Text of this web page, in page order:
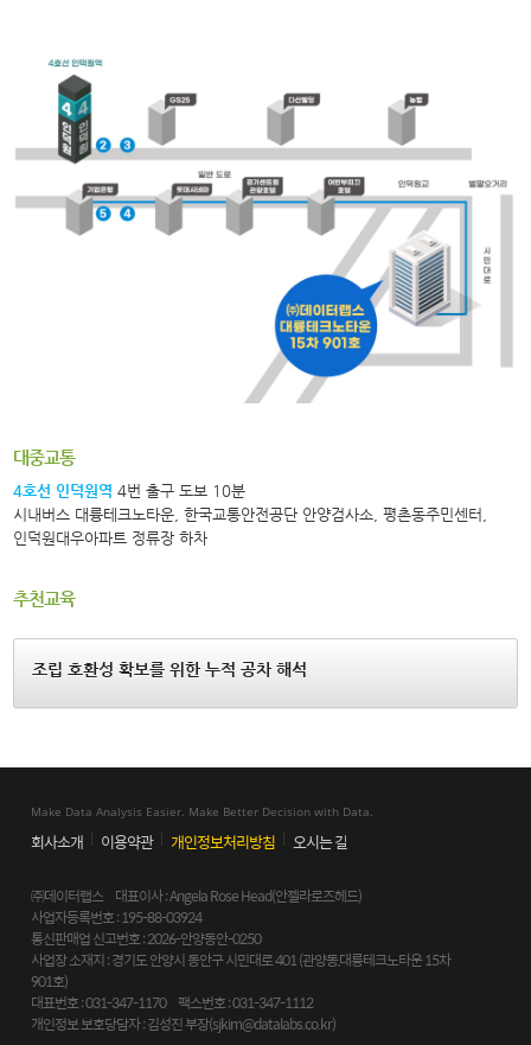
대중교통
4호선 인덕원역 4번 출구 도보 10분
시내버스 대륭테크노타운, 한국교통안전공단 안양검사소, 평촌동주민센터,
인덕원대우아파트 정류장 하차
추천교육
조립 호환성 확보를 위한 누적 공차 해석
Make Data Analysis Easier. Make Better Decision with Data.
회사소개 이용약관 개인정보처리방침 오시는 길
㈜데이터랩스 대표이사 : Angela Rose Head(안젤라로즈헤드)
사업자등록번호 : 195-88-03924
통신판매업 신고번호 : 2026-안양동안-0250
사업장 소재지 : 경기도 안양시 동안구 시민대로 401 (관양동,대륭테크노타운 15차
901호)
대표번호 : 031-347-1170 팩스번호 : 031-347-1112
개인정보 보호당담자 : 김성진 부장(sjkim@datalabs.co.kr)